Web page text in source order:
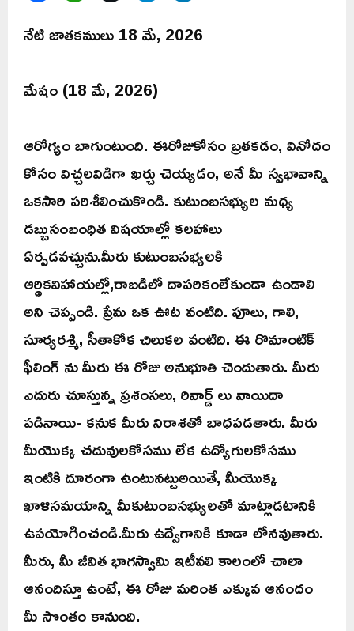
నేటి జాతకములు 18 మే, 2026
మేషం (18 మే, 2026)
ఆరోగ్యం బాగుంటుంది. ఈరోజుకోసం బ్రతకడం, వినోదం
కోసం విచ్చలవిడిగా ఖర్చు చెయ్యడం, అనే మీ స్వభావాన్ని
ఒకసారి పరిశీలించుకొండి. కుటుంబసభ్యుల మధ్య
డబ్బుసంబంధిత విషయాల్లో కలహాలు
ఏర్పడవచ్చును.మీరు కుటుంబసభ్యలకి
ఆర్ధికవిహాయల్లో,రాబడిలో దాపరికంలేకుండా ఉండాలి
అని చెప్పండి. ప్రేమ ఒక ఊట వంటిది. పూలు, గాలి,
సూర్యరశ్మి, సీతాకోక చిలుకల వంటిది. ఈ రొమాంటిక్
ఫీలింగ్ ను మీరు ఈ రోజు అనుభూతి చెందుతారు. మీరు
ఎదురు చూస్తున్న ప్రశంసలు, రివార్డ్ లు వాయిదా
పడినాయి- కనుక మీరు నిరాశతో బాధపడతారు. మీరు
మీయొక్క చదువులకోసము లేక ఉద్యోగులకోసము
ఇంటికి దూరంగా ఉంటునట్టుఅయితే, మీయొక్క
ఖాళిసమయాన్ని మీకుటుంబసభ్యులతో మాట్లాడటానికి
ఉపయోగించండి.మీరు ఉద్వేగానికి కూడా లోనవుతారు.
మీరు, మీ జీవిత భాగస్వామి ఇటీవలి కాలంలో చాలా
ఆనందిస్తూ ఉంటే, ఈ రోజు మరింత ఎక్కువ ఆనందం
మీ సొంతం కానుంది.